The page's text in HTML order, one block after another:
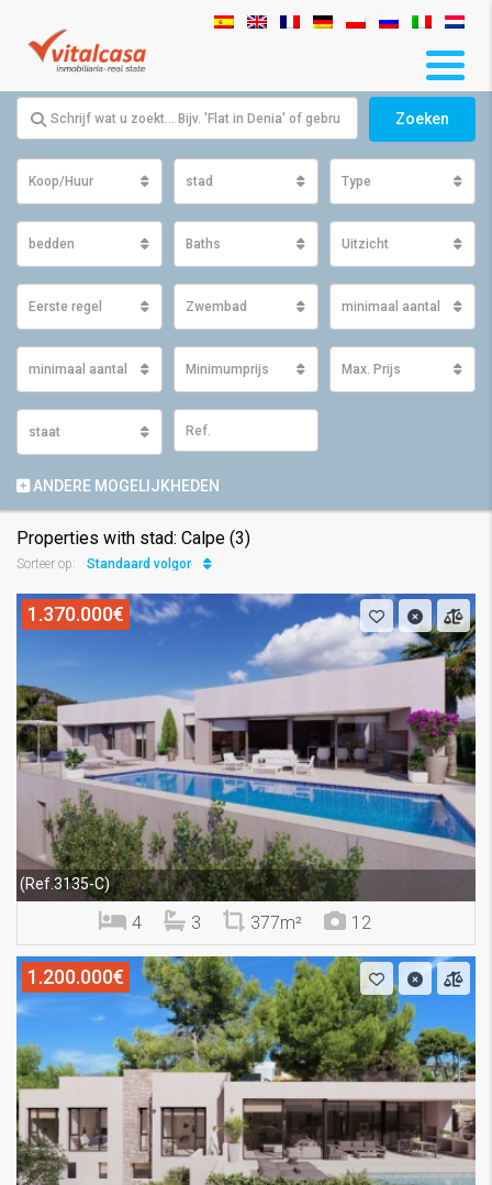
Zoeken
Koop/Huur stad Type
bedden Baths Uitzicht
Eerste regel Zwembad minimaal aantal m2
minimaal aantal m2 perceelMinimumprijs Max. Prijs
staat
ANDERE MOGELIJKHEDEN
Properties with stad: Calpe (3)
Sorteer op: Standaard volgorde
1.370.000€
(Ref.3135-C)
4 3 377m² 12
1.200.000€